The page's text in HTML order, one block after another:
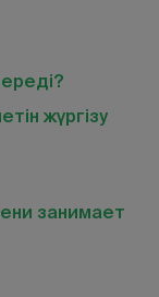
жүргізу
занимает